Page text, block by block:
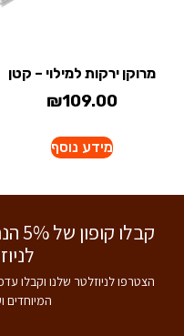
מרוקן ירקות למילוי – קטן
₪109.00
מידע נוסף
הצטרפו לניוזלטר שלנו וקבלו
המיוחדים